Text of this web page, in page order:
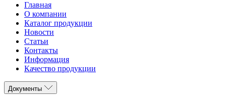
Главная
О компании
Каталог продукции
Новости
Статьи
Контакты
Информация
Качество продукции
Документы